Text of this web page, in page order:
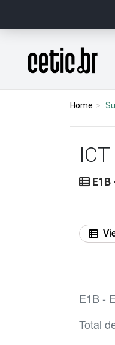
Página inicial
Home
E1B
E1B -
Total